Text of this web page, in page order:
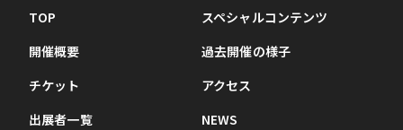
TOP
開催概要
チケット
出展者一覧
スペシャルコンテンツ
過去開催の様子
アクセス
NEWS